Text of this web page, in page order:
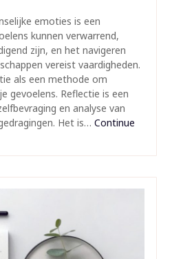
emoties is een
kunnen verwarrend,
zijn, en het navigeren
vereist vaardigheden.
als een methode om
gevoelens. Reflectie is een
en analyse van
Het is… Continue